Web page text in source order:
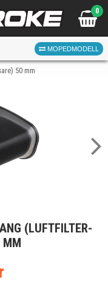
0
MOPEDMODELL
DELAR
för vald moped
50 mm
(LUFTFILTER-
MM